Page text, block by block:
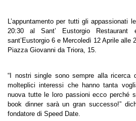
L’appuntamento per tutti gli appassionati
20:30 al Sant’ Eustorgio
sant’Eustorgio 6 e Mercoledì 12 Aprile alle
Piazza Giovanni da Triora, 15.
“I nostri single sono sempre alla ricerca
molteplici interessi che hanno tanta
nuova tutte le loro passioni ecco perché
book dinner sarà un gran successo!”
fondatore di Speed Date.